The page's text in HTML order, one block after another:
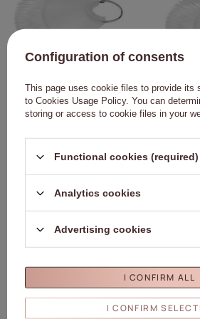
Campionario di campioni a punta su
rotella per gel, smalti ibridi e polveri,
trasparente, 40 pezzi, opaco
AL
CARRELLO
ibridi e
FareIL
Configuration of consents
This page uses cookie files to provide its
to Cookies Usage Policy. You can
storing or access to cookie files in your
Functional cookies (required)
Analytics cookies
Advertising cookies
I CONFIRM
I CONFIRM ALL